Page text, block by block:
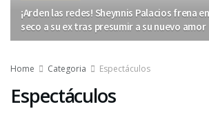
¡Arden las redes! Sheynnis Palacios frena en
seco a su ex tras presumir a su nuevo amor
Home Categoria Espectáculos
Espectáculos